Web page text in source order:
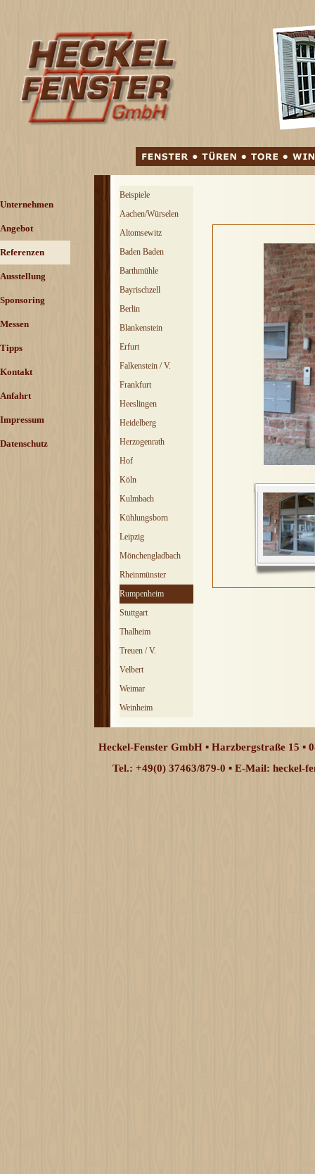
Unternehmen
Angebot
Referenzen
Ausstellung
Sponsoring
Messen
Tipps
Kontakt
Anfahrt
Impressum
Datenschutz
Beispiele
Aachen/Würselen
Altomsewitz
Baden Baden
Barthmühle
Bayrischzell
Berlin
Blankenstein
Erfurt
Falkenstein / V.
Frankfurt
Heeslingen
Heidelberg
Herzogenrath
Hof
Köln
Kulmbach
Kühlungsborn
Leipzig
Mönchengladbach
Rheinmünster
Rumpenheim
Stuttgart
Thalheim
Treuen / V.
Velbert
Weimar
Weinheim
Heckel-Fenster GmbH ▪ Harzbergstraße 15 ▪
Tel.: +49(0) 37463/879-0 ▪ E-Mail: heckel-